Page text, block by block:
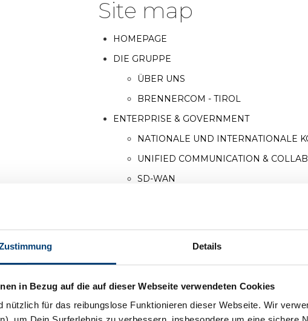
Details
in Bezug auf die auf dieser Webseite verwendeten Cookies
nützlich für das reibungslose Funktionieren dieser Webseite. Wir
Site map
HOMEPAGE
DIE GRUPPE
ÜBER UNS
BRENNERCOM - TIROL
ENTERPRISE & GOVERNMENT
NATIONALE UND INTERNATIONALE
UNIFIED COMMUNICATION &
SD-WAN
FAQ